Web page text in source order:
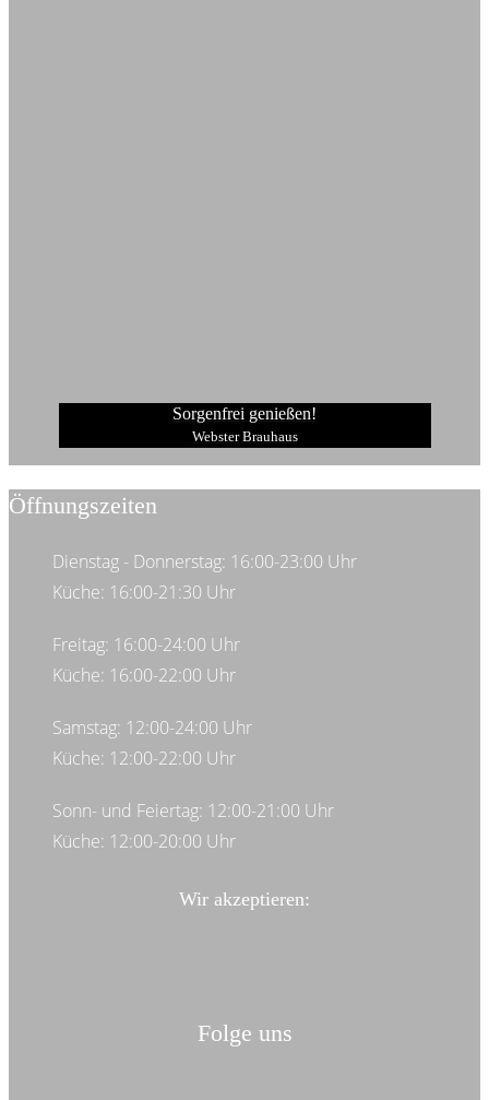
Sorgenfrei genießen!
Webster Brauhaus
Öffnungszeiten
Dienstag - Donnerstag: 16:00-23:00 Uhr
Küche: 16:00-21:30 Uhr
Freitag: 16:00-24:00 Uhr
Küche: 16:00-22:00 Uhr
Samstag: 12:00-24:00 Uhr
Küche: 12:00-22:00 Uhr
Sonn- und Feiertag: 12:00-21:00 Uhr
Küche: 12:00-20:00 Uhr
Wir akzeptieren:
Folge uns